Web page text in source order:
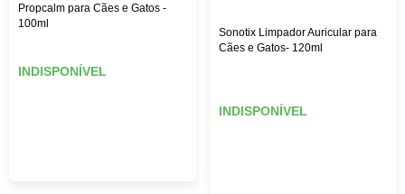
Propcalm para Cães e Gatos -
100ml
INDISPONÍVEL
Sonotix Limpador Auricular para
Cães e Gatos- 120ml
INDISPONÍVEL